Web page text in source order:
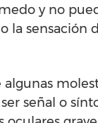
y no
la sensación
señal o